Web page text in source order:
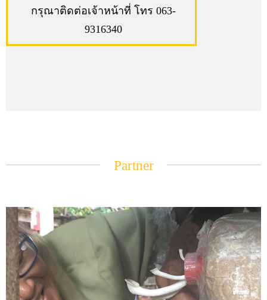
กรุณาติดต่อเจ้าหน้าที่ โทร 063-
9316340
Partner